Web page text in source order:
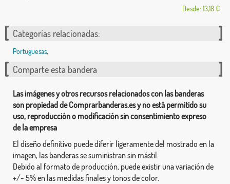
Desde: 13,18 €
Categorías relacionadas:
Portuguesas,
Comparte esta bandera
Las imágenes y otros recursos relacionados con las banderas
son propiedad de Comprarbanderas.es y no está permitido su
uso, reproducción o modificación sin consentimiento expreso
de la empresa
El diseño definitivo puede diferir ligeramente del mostrado en la
imagen, las banderas se suministran sin mástil.
Debido al formato de producción, puede existir una variación de
+/- 5% en las medidas finales y tonos de color.